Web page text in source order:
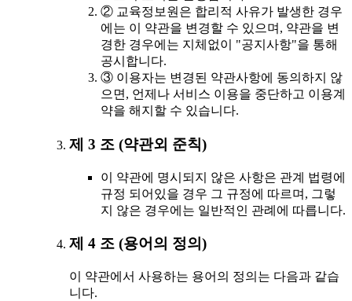
② 교육정보원은 합리적 사유가 발생한 경우
에는 이 약관을 변경할 수 있으며, 약관을 변
경한 경우에는 지체없이 "공지사항"을 통해
공시합니다.
③ 이용자는 변경된 약관사항에 동의하지 않
으면, 언제나 서비스 이용을 중단하고 이용계
약을 해지할 수 있습니다.
제 3 조 (약관외 준칙)
이 약관에 명시되지 않은 사항은 관계 법령에
규정 되어있을 경우 그 규정에 따르며, 그렇
지 않은 경우에는 일반적인 관례에 따릅니다.
제 4 조 (용어의 정의)
이 약관에서 사용하는 용어의 정의는 다음과 같습
니다.